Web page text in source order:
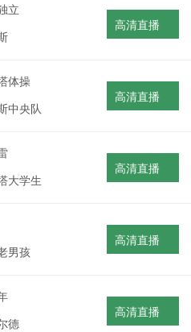
立
高清直播
体操
中央队
高清直播
大学生
高清直播
男孩
高清直播
德
高清直播